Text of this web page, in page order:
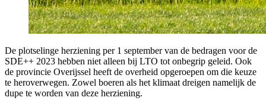
De plotselinge herziening per 1 september van de bedragen voor de
SDE++ 2023 hebben niet alleen bij LTO tot onbegrip geleid. Ook
de provincie Overijssel heeft de overheid opgeroepen om die keuze
te heroverwegen. Zowel boeren als het klimaat dreigen namelijk de
dupe te worden van deze herziening.